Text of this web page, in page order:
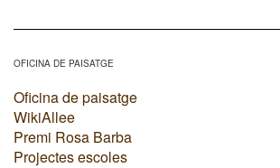
OFICINA DE PAISATGE
Oficina de paisatge
WikiAllee
Premi Rosa Barba
Projectes escoles